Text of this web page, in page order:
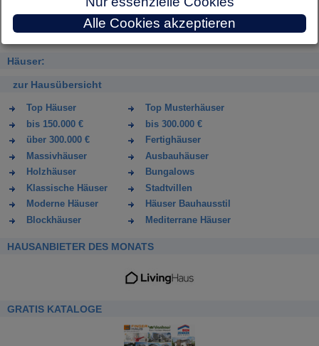
Häuser:
zur Hausübersicht
Top Häuser
Top Musterhäuser
bis 150.000 €
bis 300.000 €
über 300.000 €
Fertighäuser
Massivhäuser
Ausbauhäuser
Holzhäuser
Bungalows
Klassische Häuser
Stadtvillen
Moderne Häuser
Häuser Bauhausstil
Blockhäuser
Mediterrane Häuser
HAUSANBIETER DES MONATS
GRATIS KATALOGE
Alle Cookies akzeptieren